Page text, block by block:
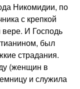
Никомидии, по
с крепкой
И Господь
был
страдания.
(женщин в
и служила